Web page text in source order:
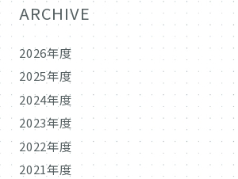
ARCHIVE
2026年度
2025年度
2024年度
2023年度
2022年度
2021年度